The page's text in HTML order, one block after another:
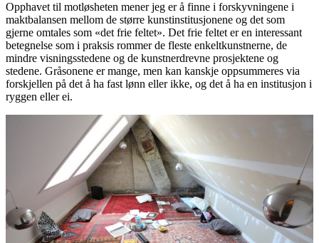
Opphavet til motløsheten mener jeg er å finne i forskyvningene i
maktbalansen mellom de større kunstinstitusjonene og det som
gjerne omtales som «det frie feltet». Det frie feltet er en interessant
betegnelse som i praksis rommer de fleste enkeltkunstnerne, de
mindre visningsstedene og de kunstnerdrevne prosjektene og
stedene. Gråsonene er mange, men kan kanskje oppsummeres via
forskjellen på det å ha fast lønn eller ikke, og det å ha en institusjon i
ryggen eller ei.